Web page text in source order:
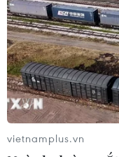
#EU #EC
vietnamplus.vn